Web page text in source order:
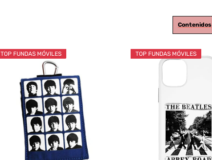
Contenidos
TOP FUNDAS MÓVILES TOP FUNDAS MÓVILES